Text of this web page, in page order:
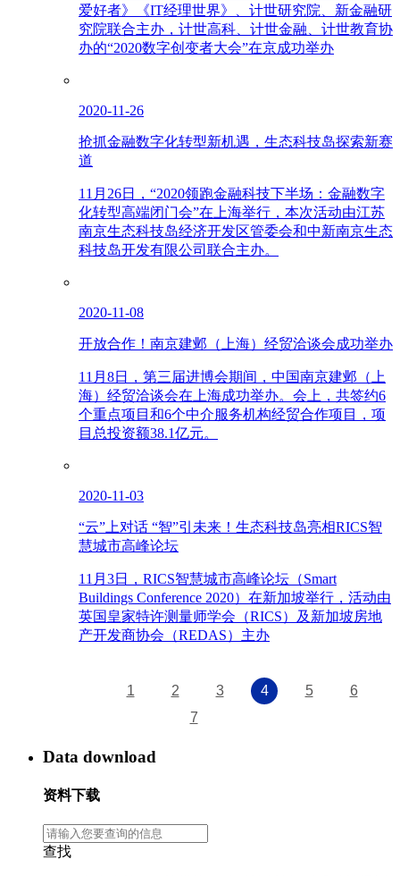
爱好者》《IT经理世界》、计世研究院、新金融研
究院联合主办，计世高科、计世金融、计世教育协
办的“2020数字创变者大会”在京成功举办
2020-11-26
抢抓金融数字化转型新机遇，生态科技岛探索新赛
道
11月26日，“2020领跑金融科技下半场：金融数字
化转型高端闭门会”在上海举行，本次活动由江苏
南京生态科技岛经济开发区管委会和中新南京生态
科技岛开发有限公司联合主办。
2020-11-08
开放合作！南京建邺（上海）经贸洽谈会成功举办
11月8日，第三届进博会期间，中国南京建邺（上
海）经贸洽谈会在上海成功举办。会上，共签约6
个重点项目和6个中介服务机构经贸合作项目，项
目总投资额38.1亿元。
2020-11-03
“云”上对话 “智”引未来！生态科技岛亮相RICS智
慧城市高峰论坛
11月3日，RICS智慧城市高峰论坛（Smart
Buildings Conference 2020）在新加坡举行，活动由
英国皇家特许测量师学会（RICS）及新加坡房地
产开发商协会（REDAS）主办
1 2 3 4 5
6
7
Data download
资料下载
查找